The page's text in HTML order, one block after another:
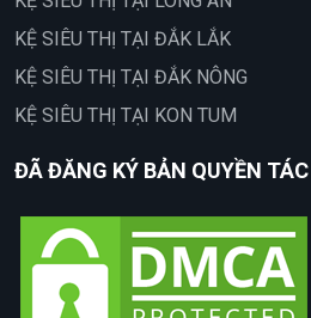
KỆ SIÊU THỊ TẠI ĐẮK LẮK
KỆ SIÊU THỊ TẠI ĐẮK NÔNG
KỆ SIÊU THỊ TẠI KON TUM
ĐÃ ĐĂNG KÝ BẢN QUYỀN